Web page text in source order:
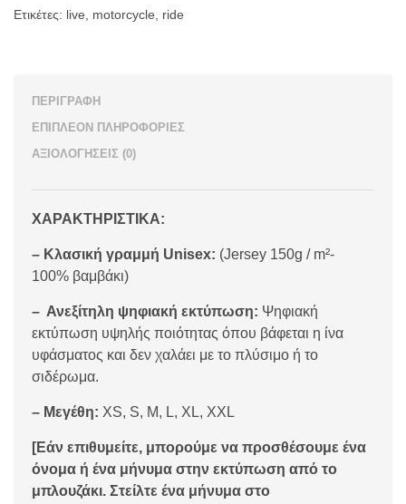
Ετικέτες: live motorcycle ride
ΠΕΡΙΓΡΑΦΉ
ΕΠΙΠΛΈΟΝ ΠΛΗΡΟΦΟΡΊΕΣ
ΑΞΙΟΛΟΓΉΣΕΙΣ (0)
ΧΑΡΑΚΤΗΡΙΣΤΙΚΑ:
– Κλασική γραμμή Unisex: (Jersey 150g / m²-
100% βαμβάκι)
– Ανεξίτηλη ψηφιακή εκτύπωση: Ψηφιακή
εκτύπωση υψηλής ποιότητας όπου βάφεται η ίνα
υφάσματος και δεν χαλάει με το πλύσιμο ή το
σιδέρωμα.
– Μεγέθη: XS, S, M, L, XL, XXL
[Εάν επιθυμείτε, μπορούμε να προσθέσουμε ένα
όνομα ή ένα μήνυμα στην εκτύπωση από το
μπλουζάκι. Στείλτε ένα μήνυμα στο